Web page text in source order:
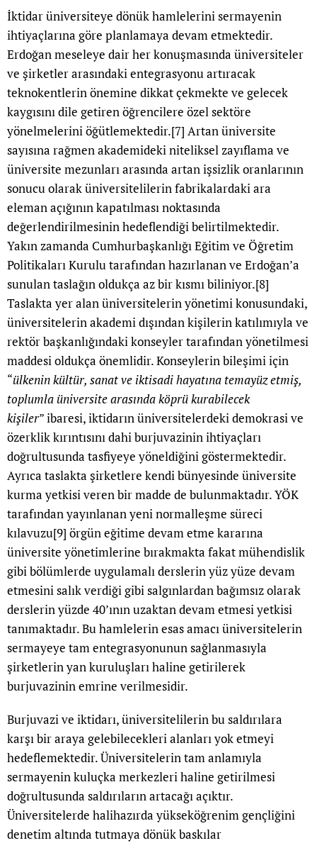
İktidar üniversiteye dönük hamlelerini sermayenin
ihtiyaçlarına göre planlamaya devam etmektedir.
Erdoğan meseleye dair her konuşmasında üniversiteler
ve şirketler arasındaki entegrasyonu artıracak
teknokentlerin önemine dikkat çekmekte ve gelecek
kaygısını dile getiren öğrencilere özel sektöre
yönelmelerini öğütlemektedir.[7] Artan üniversite
sayısına rağmen akademideki niteliksel zayıflama ve
üniversite mezunları arasında artan işsizlik oranlarının
sonucu olarak üniversitelilerin fabrikalardaki ara
eleman açığının kapatılması noktasında
değerlendirilmesinin hedeflendiği belirtilmektedir.
Yakın zamanda Cumhurbaşkanlığı Eğitim ve Öğretim
Politikaları Kurulu tarafından hazırlanan ve Erdoğan’a
sunulan taslağın oldukça az bir kısmı biliniyor.[8]
Taslakta yer alan üniversitelerin yönetimi konusundaki,
üniversitelerin akademi dışından kişilerin katılımıyla ve
rektör başkanlığındaki konseyler tarafından yönetilmesi
maddesi oldukça önemlidir. Konseylerin bileşimi için
“ülkenin kültür, sanat ve iktisadi hayatına temayüz etmiş,
toplumla üniversite arasında köprü kurabilecek
kişiler” ibaresi, iktidarın üniversitelerdeki demokrasi ve
özerklik kırıntısını dahi burjuvazinin ihtiyaçları
doğrultusunda tasfiyeye yöneldiğini göstermektedir.
Ayrıca taslakta şirketlere kendi bünyesinde üniversite
kurma yetkisi veren bir madde de bulunmaktadır. YÖK
tarafından yayınlanan yeni normalleşme süreci
kılavuzu[9] örgün eğitime devam etme kararına
üniversite yönetimlerine bırakmakta fakat mühendislik
gibi bölümlerde uygulamalı derslerin yüz yüze devam
etmesini salık verdiği gibi salgınlardan bağımsız olarak
derslerin yüzde 40’ının uzaktan devam etmesi yetkisi
tanımaktadır. Bu hamlelerin esas amacı üniversitelerin
sermayeye tam entegrasyonunun sağlanmasıyla
şirketlerin yan kuruluşları haline getirilerek
burjuvazinin emrine verilmesidir.
Burjuvazi ve iktidarı, üniversitelilerin bu saldırılara
karşı bir araya gelebilecekleri alanları yok etmeyi
hedeflemektedir. Üniversitelerin tam anlamıyla
sermayenin kuluçka merkezleri haline getirilmesi
doğrultusunda saldırıların artacağı açıktır.
Üniversitelerde halihazırda yükseköğrenim gençliğini
denetim altında tutmaya dönük baskılar